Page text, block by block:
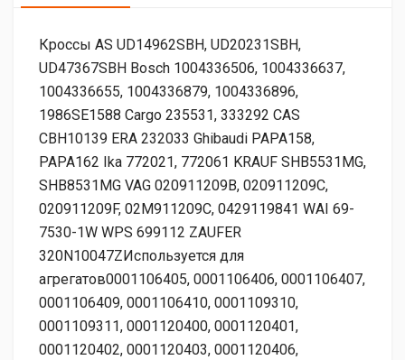
Кроссы AS UD14962SBH, UD20231SBH,
UD47367SBH Bosch 1004336506, 1004336637,
1004336655, 1004336879, 1004336896,
1986SE1588 Cargo 235531, 333292 CAS
CBH10139 ERA 232033 Ghibaudi PAPA158,
PAPA162 Ika 772021, 772061 KRAUF SHB5531MG,
SHB8531MG VAG 020911209B, 020911209C,
020911209F, 02M911209C, 0429119841 WAI 69-
7530-1W WPS 699112 ZAUFER
320N10047ZИспользуется для
агрегатов0001106405, 0001106406, 0001106407,
0001106409, 0001106410, 0001109310,
0001109311, 0001120400, 0001120401,
0001120402, 0001120403, 0001120406,